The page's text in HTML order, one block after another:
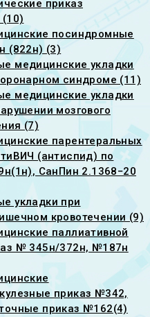
приказ
посиндромные
(822н) (3)
медицинские укладки
синдроме (11)
медицинские укладки
мозгового
(7)
парентеральных
(антиспид) по
СанПин 2.1368−20
укладки при
кровотечении (9)
паллиативной
№ 345н/372н, №187н
приказ №342,
приказ №162(4)